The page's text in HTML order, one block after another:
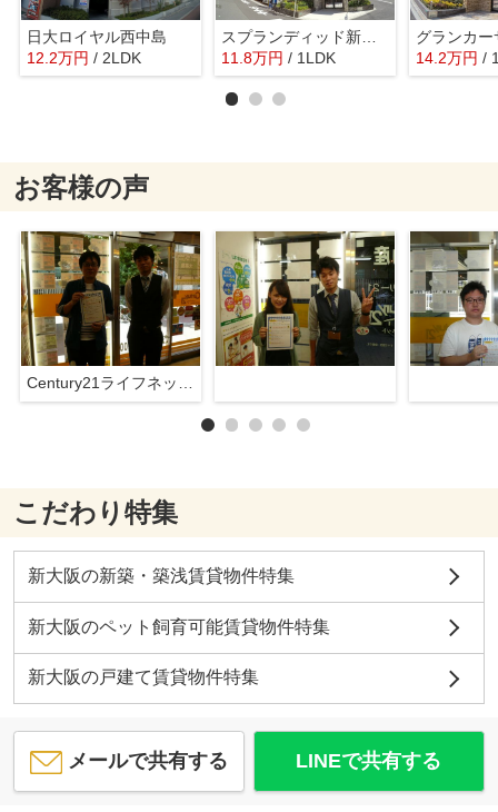
日大ロイヤル西中島
12.2万円 / 2LDK
スプランディッド新大阪キャトル
11.8万円 / 1LDK 14.2万円 /
お客様の声
こだわり特集
新大阪の新築・築浅賃貸物件特集
新大阪のペット飼育可能賃貸物件特集
新大阪の戸建て賃貸物件特集
メールで共有する LINEで共有する